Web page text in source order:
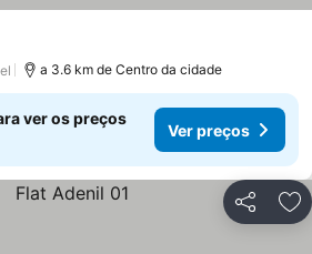
a 3.6 km de Centro da cidade
ver os preços
Ver preços
Partilhar